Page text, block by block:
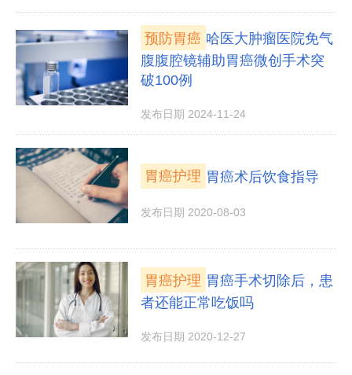
预防胃癌 哈医大肿瘤医院免气
腹腹腔镜辅助胃癌微创手术突
破100例
发布日期 2024-11-24
胃癌护理 胃癌术后饮食指导
发布日期 2020-08-03
胃癌护理 胃癌手术切除后，患
者还能正常吃饭吗
发布日期 2020-12-27